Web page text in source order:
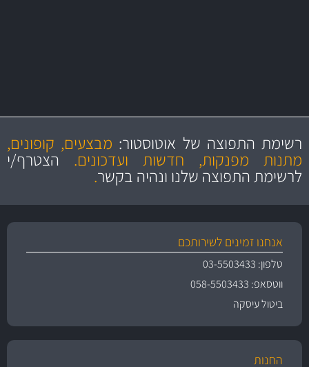
מקצועיות
ושירות מצויין
מחירים
הוגנים
והיצע מוצרים איכותירשימת התפוצה של אוטוסטור: מבצעים, קופונים,
מתנות מפנקות, חדשות ועדכונים. הצטרף/י
לרשימת התפוצה שלנו ונהיה בקשר.
אנחנו זמינים לשירותכם
טלפון: 03-5503433
ווטסאפ: 058-5503433
ביטול עיסקה
החנות